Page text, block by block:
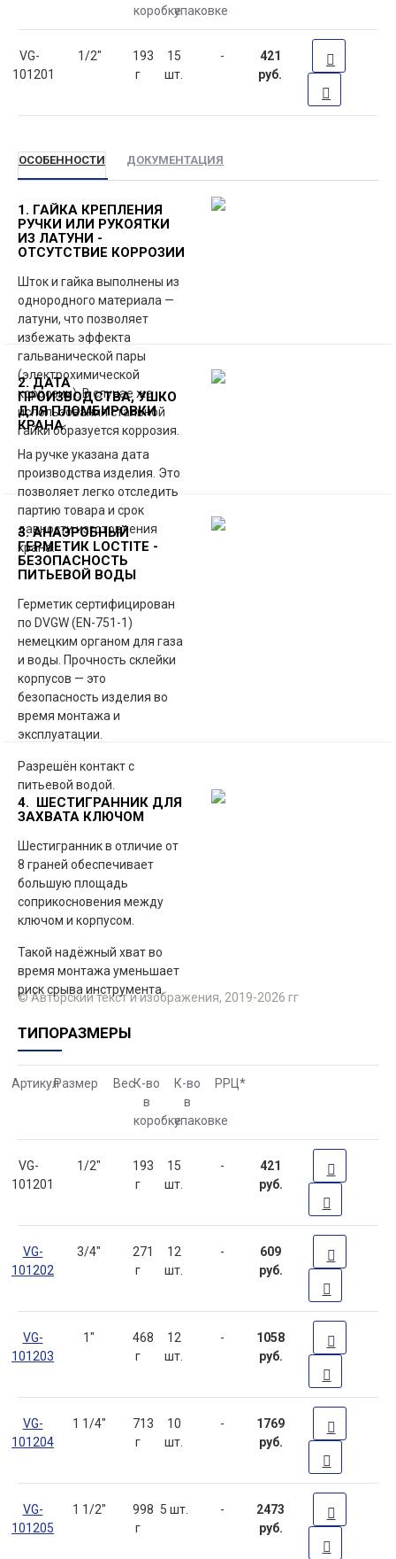
коробкеупаковке
VG-
101201
1/2"
193
г
15
шт.
-
421
руб.
ОСОБЕННОСТИ ДОКУМЕНТАЦИЯ
1. ГАЙКА КРЕПЛЕНИЯ
РУЧКИ ИЛИ РУКОЯТКИ
ИЗ ЛАТУНИ -
ОТСУТСТВИЕ КОРРОЗИИ
Шток и гайка выполнены из
однородного материала —
латуни, что позволяет
избежать эффекта
гальванической пары
(электрохимической
коррозии). В случае же
использования стальной
гайки образуется коррозия.
2. ДАТА
ПРОИЗВОДСТВА, УШКО
ДЛЯ ПЛОМБИРОВКИ
КРАНА
На ручке указана дата
производства изделия. Это
позволяет легко отследить
партию товара и срок
давности изготовления
крана.
3. АНАЭРОБНЫЙ
ГЕРМЕТИК LOCTITE -
БЕЗОПАСНОСТЬ
ПИТЬЕВОЙ ВОДЫ
Герметик сертифицирован
по DVGW (EN-751-1)
немецким органом для газа
и воды. Прочность склейки
корпусов — это
безопасность изделия во
время монтажа и
эксплуатации.
Разрешён контакт с
питьевой водой.
4. ШЕСТИГРАННИК ДЛЯ
ЗАХВАТА КЛЮЧОМ
Шестигранник в отличие от
8 граней обеспечивает
большую площадь
соприкосновения между
ключом и корпусом.
Такой надёжный хват во
время монтажа уменьшает
риск срыва инструмента.
© Авторский текст и изображения, 2019-2026 гг
ТИПОРАЗМЕРЫ
АртикулРазмер ВесК-во
в
коробке
К-во
в
упаковке
РРЦ*
VG-
101201
1/2"
193
г
15
шт.
-
421
руб.
VG-
101202
3/4"
271
г
12
шт.
-
609
руб.
VG-
101203
1"
468
г
12
шт.
-
1058
руб.
VG-
101204
1 1/4"
713
г
10
шт.
-
1769
руб.
VG-
101205
1 1/2"
998
г
5 шт. -
2473
руб.